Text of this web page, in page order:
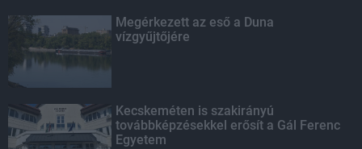
Megérkezett az eső a Duna
vízgyűjtőjére
Kecskeméten is szakirányú
továbbképzésekkel erősít a Gál Ferenc
Egyetem